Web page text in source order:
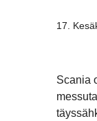
17.
Scania